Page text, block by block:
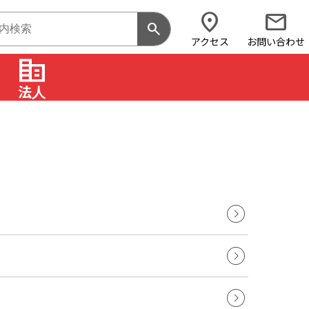
search location_on
アクセス
mail
お問い合わせ
corporate_fare
法人
expand_circle_right
expand_circle_right
expand_circle_right